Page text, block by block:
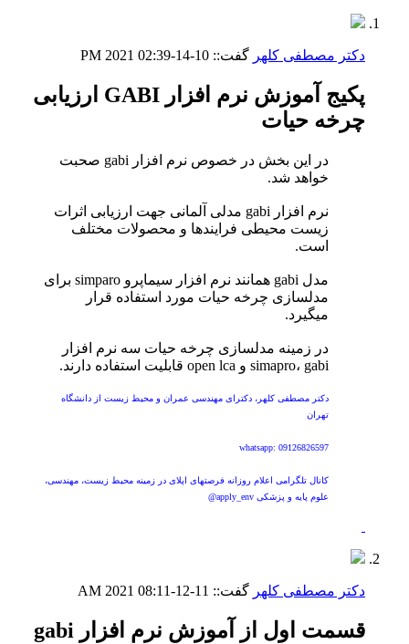
دکتر مصطفی کلهر گفت:: 10-14-2021
02:39 PM
پکیج آموزش نرم افزار GABI ارزیابی
چرخه حیات
در این بخش در خصوص نرم افزار gabi صحبت
خواهد شد.
نرم افزار gabi مدلی آلمانی جهت ارزیابی اثرات
زیست محیطی فرایندها و محصولات مختلف
است.
مدل gabi همانند نرم افزار سیماپرو simparo برای
مدلسازی چرخه حیات مورد استفاده قرار
میگیرد.
در زمینه مدلسازی چرخه حیات سه نرم افزار
simapro، gabi و open lca قابلیت استفاده دارند.
دکتر مصطفی کلهر، دکترای مهندسی عمران و محیط زیست از دانشگاه
تهران
whatsapp: 09126826597
کانال تلگرامی اعلام روزانه فرصتهای اپلای در زمینه محیط زیست، مهندسی،
علوم پایه و پزشکی apply_env@
دکتر مصطفی کلهر گفت:: 11-12-2021
08:11 AM
قسمت اول از آموزش نرم افزار gabi